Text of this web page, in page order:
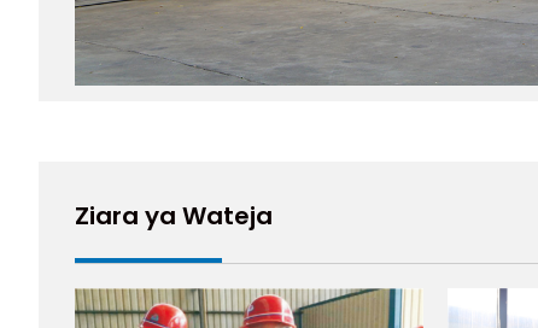
Ziara ya Wateja